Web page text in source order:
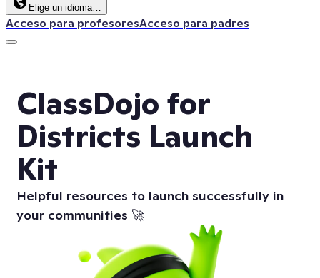
Elige un idioma…
Acceso para profesoresAcceso para padres
ClassDojo for
Districts Launch
Kit
Helpful resources to launch successfully in
your communities 🚀